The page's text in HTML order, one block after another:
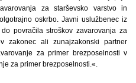
za starševsko varstvo in
oskrbo. Javni uslužbenec iz
povračila stroškov zavarovanja za
zakonec ali zunajzakonski partner
za primer brezposelnosti v
za primer brezposelnosti.«.